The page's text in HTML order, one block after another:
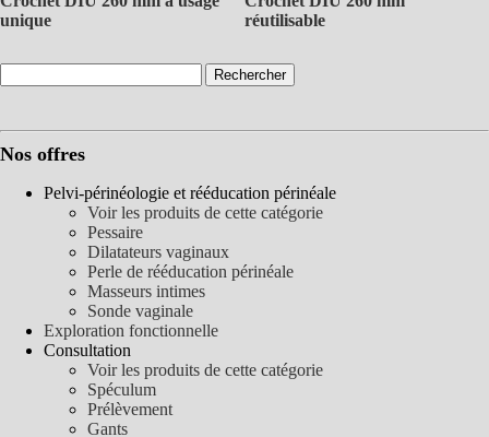
unique
réutilisable
Nos offres
Pelvi-périnéologie et rééducation périnéale
Voir les produits de cette catégorie
Pessaire
Dilatateurs vaginaux
Perle de rééducation périnéale
Masseurs intimes
Sonde vaginale
Exploration fonctionnelle
Consultation
Voir les produits de cette catégorie
Spéculum
Prélèvement
Gants